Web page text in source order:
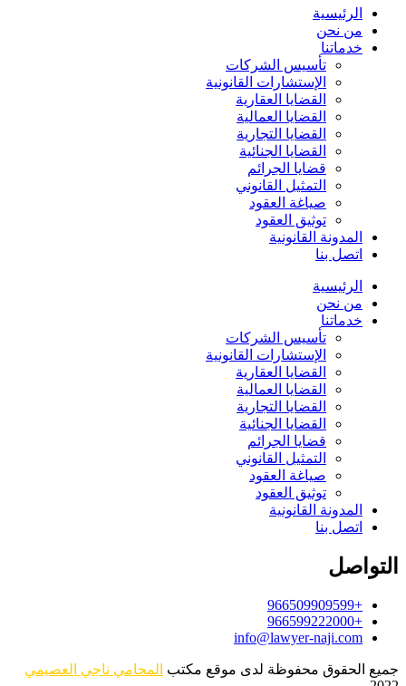
الرئيسية
من نحن
خدماتنا
تأسيس الشركات
الإستشارات القانونية
القضايا العقارية
القضايا العمالية
القضايا التجارية
القضايا الجنائية
قضايا الجرائم
التمثيل القانوني
صياغة العقود
توثيق العقود
المدونة القانونية
اتصل بنا
الرئيسية
من نحن
خدماتنا
تأسيس الشركات
الإستشارات القانونية
القضايا العقارية
القضايا العمالية
القضايا التجارية
القضايا الجنائية
قضايا الجرائم
التمثيل القانوني
صياغة العقود
توثيق العقود
المدونة القانونية
اتصل بنا
التواصل
+966509909599
+966599222000
info@lawyer-naji.com
جميع الحقوق محفوظة لدى موقع مكتب المحامي ناجي العصيمي